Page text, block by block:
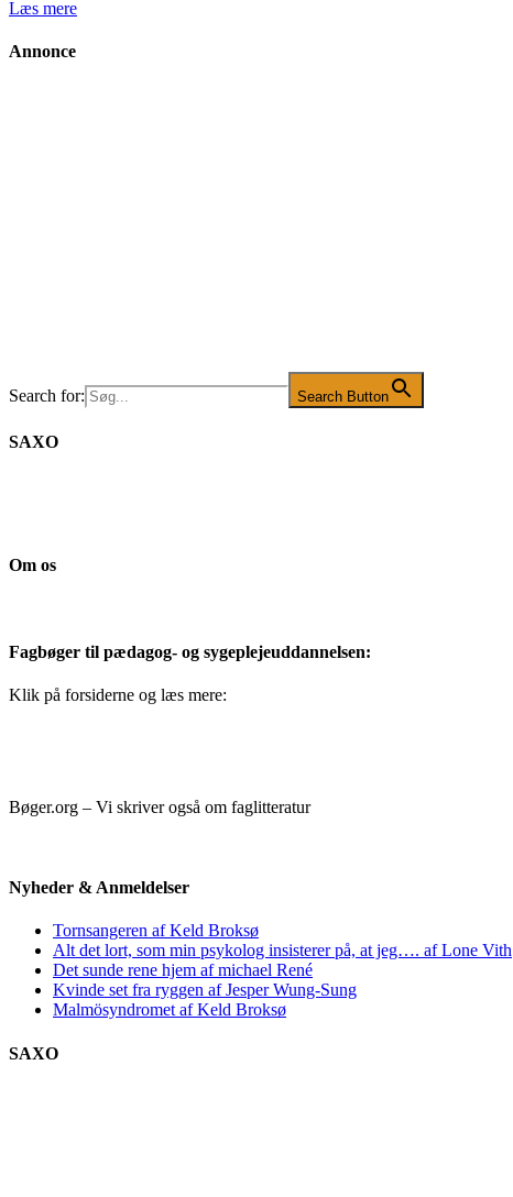
Læs mere
Annonce
Search for: Search Button
SAXO
Om os
Fagbøger til pædagog- og sygeplejeuddannelsen:
Klik på forsiderne og læs mere:
Bøger.org – Vi skriver også om faglitteratur
Nyheder & Anmeldelser
Tornsangeren af Keld Broksø
Alt det lort, som min psykolog insisterer på, at jeg…. af Lone Vith
Det sunde rene hjem af michael René
Kvinde set fra ryggen af Jesper Wung-Sung
Malmösyndromet af Keld Broksø
SAXO